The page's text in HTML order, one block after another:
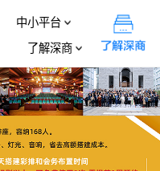
中小平台
了解深商